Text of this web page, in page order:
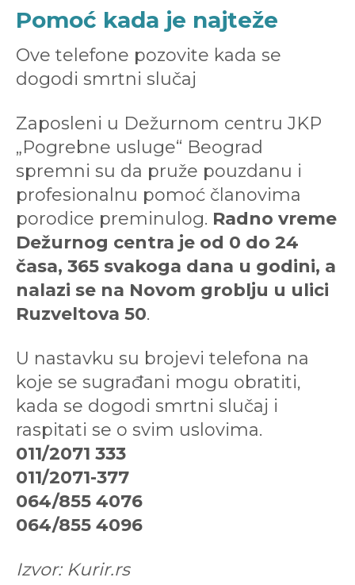
Pomoć kada je najteže
Ove telefone pozovite kada se
dogodi smrtni slučaj
Zaposleni u Dežurnom centru JKP
„Pogrebne usluge“ Beograd
spremni su da pruže pouzdanu i
profesionalnu pomoć članovima
porodice preminulog. Radno vreme
Dežurnog centra je od 0 do 24
časa, 365 svakoga dana u godini, a
nalazi se na Novom groblju u ulici
Ruzveltova 50.
U nastavku su brojevi telefona na
koje se sugrađani mogu obratiti,
kada se dogodi smrtni slučaj i
raspitati se o svim uslovima.
011/2071 333
011/2071-377
064/855 4076
064/855 4096
Izvor: Kurir.rs